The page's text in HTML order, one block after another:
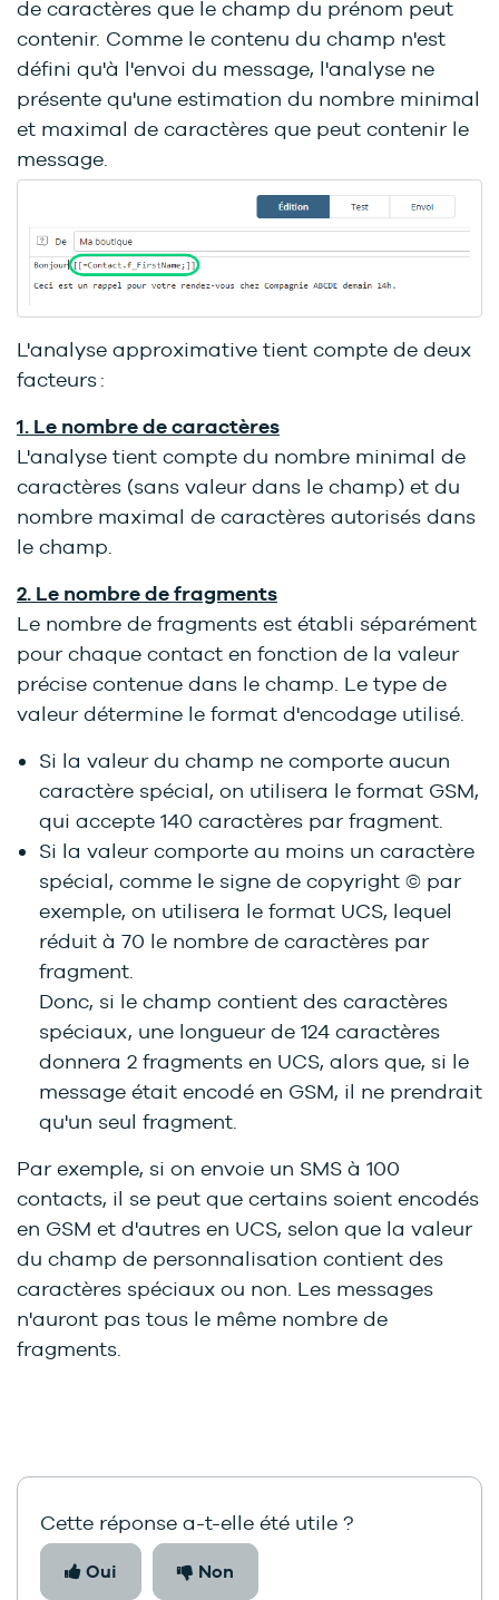
de caractères que le champ du prénom peut
contenir. Comme le contenu du champ n'est
défini qu'à l'envoi du message, l'analyse ne
présente qu'une estimation du nombre minimal
et maximal de caractères que peut contenir le
message.
L'analyse approximative tient compte de deux
facteurs :
1. Le nombre de caractères
L'analyse tient compte du nombre minimal de
caractères (sans valeur dans le champ) et du
nombre maximal de caractères autorisés dans
le champ.
2. Le nombre de fragments
Le nombre de fragments est établi séparément
pour chaque contact en fonction de la valeur
précise contenue dans le champ. Le type de
valeur détermine le format d'encodage utilisé.
Si la valeur du champ ne comporte aucun
caractère spécial, on utilisera le format GSM,
qui accepte 140 caractères par fragment.
Si la valeur comporte au moins un caractère
spécial, comme le signe de copyright © par
exemple, on utilisera le format UCS, lequel
réduit à 70 le nombre de caractères par
fragment.
Donc, si le champ contient des caractères
spéciaux, une longueur de 124 caractères
donnera 2 fragments en UCS, alors que, si le
message était encodé en GSM, il ne prendrait
qu'un seul fragment.
Par exemple, si on envoie un SMS à 100
contacts, il se peut que certains soient encodés
en GSM et d'autres en UCS, selon que la valeur
du champ de personnalisation contient des
caractères spéciaux ou non. Les messages
n'auront pas tous le même nombre de
fragments.
Cette réponse a-t-elle été utile ?
Oui Non